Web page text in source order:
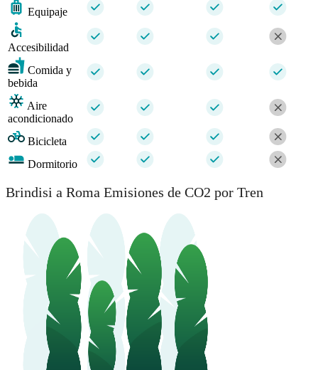
Equipaje
Accesibilidad
Comida y
bebida
Aire
acondicionado
Bicicleta
Dormitorio
Brindisi a Roma Emisiones de CO2 por Tren